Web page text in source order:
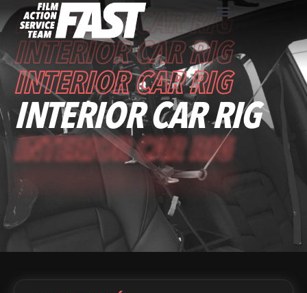
INTERIOR CAR RIG
INTERIOR CAR RIG
INTERIOR CAR RIG
INTERIOR CAR RIG
INTERIOR CAR RIG
INTERIOR CAR RIG